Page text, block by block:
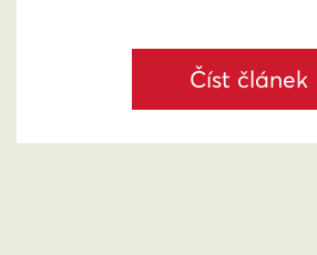
Číst článek